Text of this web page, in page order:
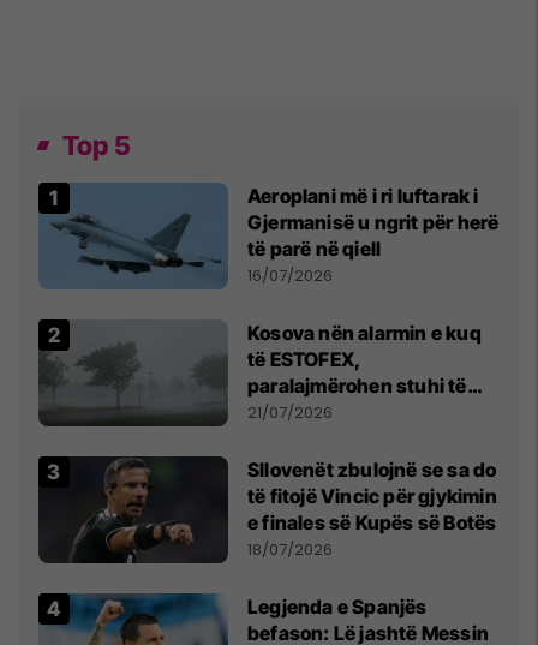
Top 5
Aeroplani më i ri luftarak i
Gjermanisë u ngrit për herë
të parë në qiell
16/07/2026
Kosova nën alarmin e kuq
të ESTOFEX,
paralajmërohen stuhi të
fuqishme me breshër dhe
21/07/2026
Sllovenët zbulojnë se sa do
të fitojë Vincic për gjykimin
e finales së Kupës së Botës
18/07/2026
Legjenda e Spanjës
befason: Lë jashtë Messin